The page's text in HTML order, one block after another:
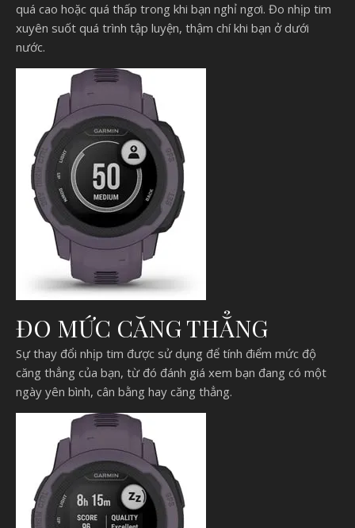
quá cao hoặc quá thấp trong khi bạn nghỉ ngơi. Đo nhịp tim
xuyên suốt quá trình tập luyện, thậm chí khi bạn ở dưới
nước.
ĐO MỨC CĂNG THẲNG
Sự thay đổi nhịp tim được sử dụng để tính điểm mức độ
căng thẳng của bạn, từ đó đánh giá xem bạn đang có một
ngày yên bình, cân bằng hay căng thẳng.